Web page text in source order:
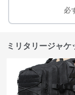
必
ミリタリージャ